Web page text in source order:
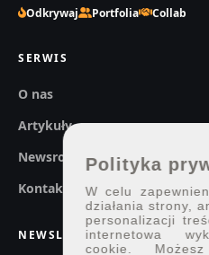
Odkrywaj Portfolia Collab
SERWIS
O nas
Artykuły
Newsroom
Kontakt
NEWSLETTER
Polityka
W celu
działania strony,
personalizacji
internetowa
cookie. Możesz